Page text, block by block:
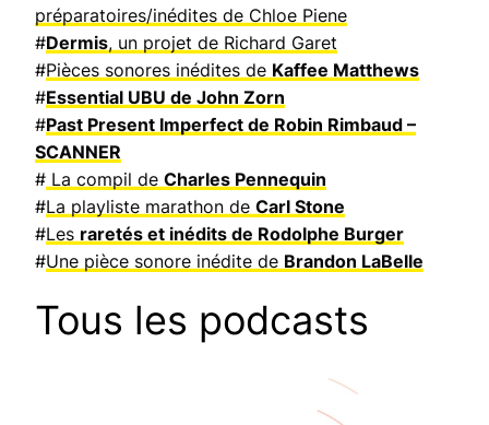
préparatoires/inédites de Chloe Piene
#Dermis, un projet de Richard Garet
#Pièces sonores inédites de Kaffee Matthews
#Essential UBU de John Zorn
#Past Present Imperfect de Robin Rimbaud –
SCANNER
# La compil de Charles Pennequin
#La playliste marathon de Carl Stone
#Les raretés et inédits de Rodolphe Burger
#Une pièce sonore inédite de Brandon LaBelle
Tous les podcasts